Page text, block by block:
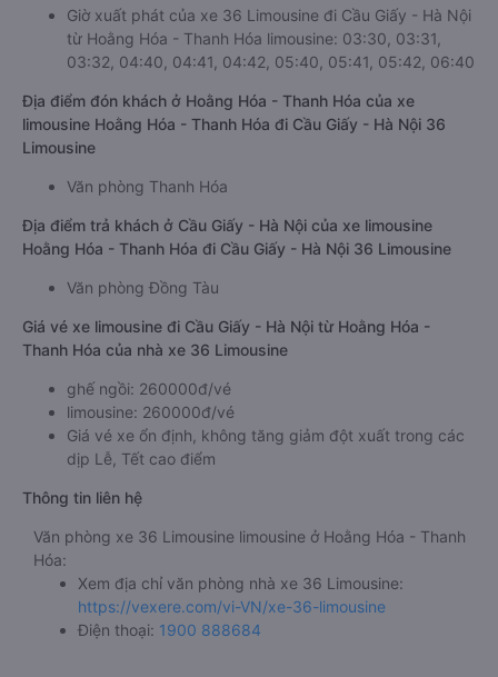
Giờ xuất phát của xe 36 Limousine đi Cầu Giấy - Hà Nội
từ Hoằng Hóa - Thanh Hóa limousine: 03:30, 03:31,
03:32, 04:40, 04:41, 04:42, 05:40, 05:41, 05:42, 06:40
Địa điểm đón khách ở Hoằng Hóa - Thanh Hóa của xe
limousine Hoằng Hóa - Thanh Hóa đi Cầu Giấy - Hà Nội 36
Limousine
Văn phòng Thanh Hóa
Địa điểm trả khách ở Cầu Giấy - Hà Nội của xe limousine
Hoằng Hóa - Thanh Hóa đi Cầu Giấy - Hà Nội 36 Limousine
Văn phòng Đồng Tàu
Giá vé xe limousine đi Cầu Giấy - Hà Nội từ Hoằng Hóa -
Thanh Hóa của nhà xe 36 Limousine
ghế ngồi: 260000đ/vé
limousine: 260000đ/vé
Giá vé xe ổn định, không tăng giảm đột xuất trong các
dịp Lễ, Tết cao điểm
Thông tin liên hệ
Văn phòng xe 36 Limousine limousine ở Hoằng Hóa - Thanh
Hóa:
Xem địa chỉ văn phòng nhà xe 36 Limousine:
https://vexere.com/vi-VN/xe-36-limousine
Điện thoại: 1900 888684